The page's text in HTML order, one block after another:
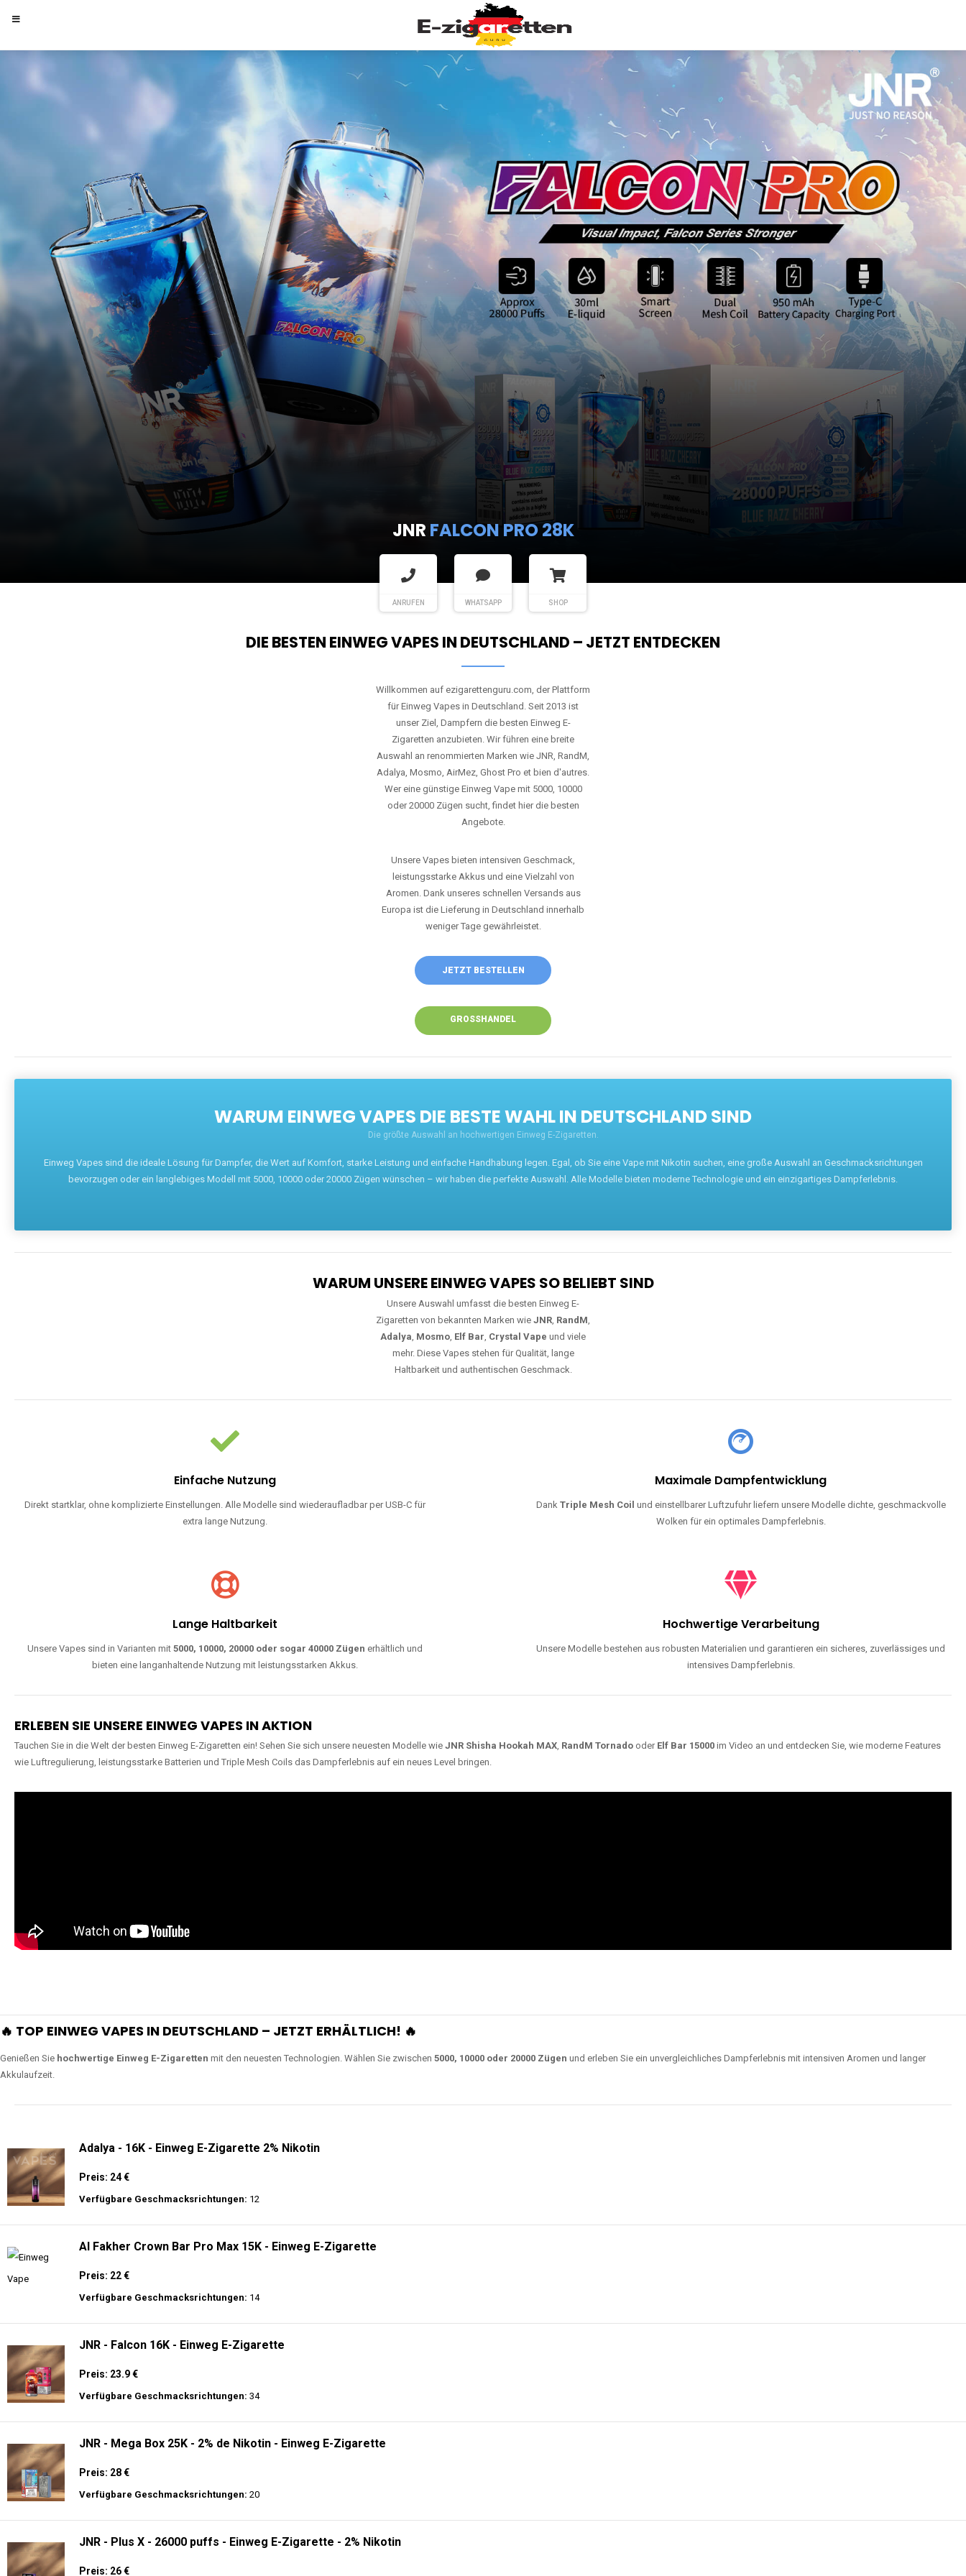
JNR FALCON PRO 28K
ANRUFEN WHATSAPP SHOP
DIE BESTEN EINWEG VAPES IN DEUTSCHLAND – JETZT ENTDECKEN
Willkommen auf ezigarettenguru.com, der Plattform
für Einweg Vapes in Deutschland. Seit 2013 ist
unser Ziel, Dampfern die besten Einweg E-
Zigaretten anzubieten. Wir führen eine breite
Auswahl an renommierten Marken wie JNR, RandM,
Adalya, Mosmo, AirMez, Ghost Pro et bien d'autres.
Wer eine günstige Einweg Vape mit 5000, 10000
oder 20000 Zügen sucht, findet hier die besten
Angebote.
Unsere Vapes bieten intensiven Geschmack,
leistungsstarke Akkus und eine Vielzahl von
Aromen. Dank unseres schnellen Versands aus
Europa ist die Lieferung in Deutschland innerhalb
weniger Tage gewährleistet.
JETZT BESTELLEN
GROSSHANDEL
WARUM EINWEG VAPES DIE BESTE WAHL IN DEUTSCHLAND SIND
Die größte Auswahl an hochwertigen Einweg E-Zigaretten.
Einweg Vapes sind die ideale Lösung für Dampfer, die Wert auf Komfort, starke Leistung und einfache Handhabung legen. Egal, ob Sie eine Vape mit Nikotin suchen, eine große Auswahl an Geschmacksrichtungen
bevorzugen oder ein langlebiges Modell mit 5000, 10000 oder 20000 Zügen wünschen – wir haben die perfekte Auswahl. Alle Modelle bieten moderne Technologie und ein einzigartiges Dampferlebnis.
WARUM UNSERE EINWEG VAPES SO BELIEBT SIND
Unsere Auswahl umfasst die besten Einweg E-
Zigaretten von bekannten Marken wie JNR, RandM,
Adalya, Mosmo, Elf Bar, Crystal Vape und viele
mehr. Diese Vapes stehen für Qualität, lange
Haltbarkeit und authentischen Geschmack.
Einfache Nutzung
Direkt startklar, ohne komplizierte Einstellungen. Alle Modelle sind wiederaufladbar per USB-C für
extra lange Nutzung.
Maximale Dampfentwicklung
Dank Triple Mesh Coil und einstellbarer Luftzufuhr liefern unsere Modelle dichte, geschmackvolle
Wolken für ein optimales Dampferlebnis.
Lange Haltbarkeit
Unsere Vapes sind in Varianten mit5000, 10000, 20000 oder sogar 40000 Zügen erhältlich und
bieten eine langanhaltende Nutzung mit leistungsstarken Akkus.
Hochwertige Verarbeitung
Unsere Modelle bestehen aus robusten Materialien und garantieren ein sicheres, zuverlässiges und
intensives Dampferlebnis.
ERLEBEN SIE UNSERE EINWEG VAPES IN AKTION
Tauchen Sie in die Welt der besten Einweg E-Zigaretten ein! Sehen Sie sich unsere neuesten Modelle wie JNR Shisha Hookah MAX, RandM Tornado oder Elf Bar 15000 im Video an und entdecken Sie, wie moderne Features
wie Luftregulierung, leistungsstarke Batterien und Triple Mesh Coils das Dampferlebnis auf ein neues Level bringen.
🔥 TOP EINWEG VAPES IN DEUTSCHLAND – JETZT ERHÄLTLICH! 🔥
Genießen Sie hochwertige Einweg E-Zigaretten mit den neuesten Technologien. Wählen Sie zwischen 5000, 10000 oder 20000 Zügen und erleben Sie ein unvergleichliches Dampferlebnis mit intensiven Aromen und langer
Akkulaufzeit.
Adalya - 16K - Einweg E-Zigarette 2% Nikotin
Preis: 24 €
Verfügbare Geschmacksrichtungen: 12
Al Fakher Crown Bar Pro Max 15K - Einweg E-Zigarette
Preis: 22 €
Verfügbare Geschmacksrichtungen: 14
JNR - Falcon 16K - Einweg E-Zigarette
Preis: 23.9 €
Verfügbare Geschmacksrichtungen: 34
JNR - Mega Box 25K - 2% de Nikotin - Einweg E-Zigarette
Preis: 28 €
Verfügbare Geschmacksrichtungen: 20
JNR - Plus X - 26000 puffs - Einweg E-Zigarette - 2% Nikotin
Preis: 26 €